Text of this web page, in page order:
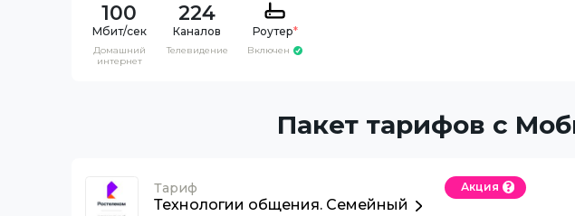
100
Домашний
интернет
224
Каналов
Телевидение
Роутер*
Включен
Пакет тарифов с
Тариф
Технологии общения. Семейный
Акция